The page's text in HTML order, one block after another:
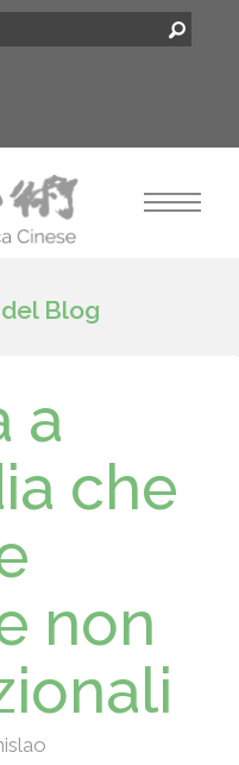
Blog
a
che
non